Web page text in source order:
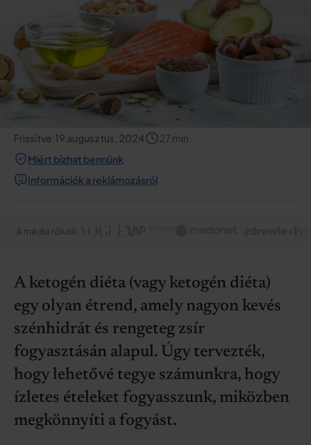
Frissítve:19 augusztus, 2024 27 min
Miért bízhat bennünk
Információk a reklámozásról
A média rólunk:
A ketogén diéta (vagy ketogén diéta)
egy olyan étrend, amely nagyon kevés
szénhidrát és rengeteg zsír
fogyasztásán alapul. Úgy tervezték,
hogy lehetővé tegye számunkra, hogy
ízletes ételeket fogyasszunk, miközben
megkönnyíti a fogyást.